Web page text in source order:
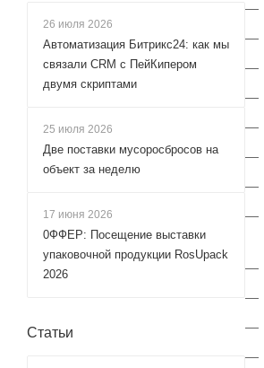
26 июля 2026
Автоматизация Битрикс24: как мы
связали CRM с ПейКипером
двумя скриптами
25 июля 2026
Две поставки мусоросбросов на
объект за неделю
17 июня 2026
0ФФЕР: Посещение выставки
упаковочной продукции RosUpack
2026
Статьи